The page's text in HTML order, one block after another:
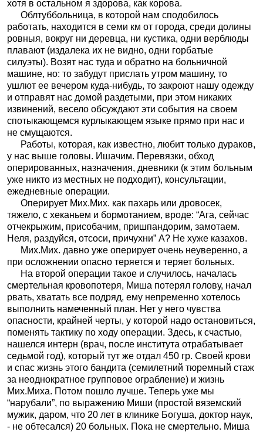
хотя в остальном я здорова, как корова.
Облтуббольница, в которой нам сподобилось
работать, находится в семи км от города, среди долины
ровныя, вокруг ни деревца, ни кустика, одни верблюды
плавают (издалека их не видно, одни горбатые
силуэты). Возят нас туда и обратно на больничной
машине, но: то забудут прислать утром машину, то
ушлют ее вечером куда-нибудь, то закроют нашу одежду
и отправят нас домой раздетыми, при этом никаких
извинений, весело обсуждают эти события на своем
спотыкающемся курлыкающем языке прямо при нас и
не смущаются.
Работы, которая, как известно, любит только дураков,
у нас выше головы. Ишачим. Перевязки, обход
оперированных, назначения, дневники (к этим больным
уже никто из местных не подходит), консультации,
ежедневные операции.
Оперирует Мих.Мих. как пахарь или дровосек,
тяжело, с хеканьем и бормотанием, вроде: “Ага, сейчас
отчекрыжим, присобачим, пришпандорим, замотаем.
Неля, раздуйся, отсоси, причухни” А? Не хуже казахов.
Мих.Мих. давно уже оперирует очень неуверенно, а
при осложнении опасно теряется и теряет больных.
На второй операции такое и случилось, началась
смертельная кровопотеря, Миша потерял голову, начал
рвать, хватать все подряд, ему непременно хотелось
выполнить намеченный план. Нет у него чувства
опасности, крайней черты, у которой надо остановиться,
поменять тактику по ходу операции. Здесь, к счастью,
нашелся интерн (врач, после института отрабатывает
седьмой год), который тут же отдал 450 гр. Своей крови
и спас жизнь этого бандита (семилетний тюремный стаж
за неоднократное групповое ограбление) и жизнь
Мих.Миха. Потом пошло лучше. Теперь уже мы
“нарубали”, по выражению Миши (простой вяземский
мужик, даром, что 20 лет в клинике Богуша, доктор наук,
- не обтесался) 20 больных. Пока не смертельно. Миша